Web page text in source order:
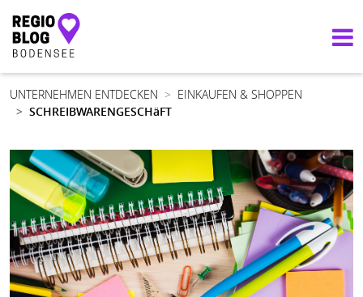
Hauptnavigation
UNTERNEHMEN ENTDECKEN
EINKAUFEN & SHOPPEN
SCHREIBWARENGESCHäFT